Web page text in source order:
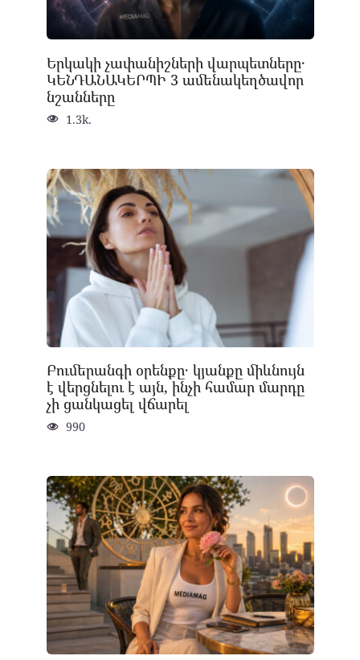
Երկակի չափանիշների վարպետները․
ԿԵՆԴԱՆԱԿԵՐՊԻ 3 ամենակեղծավոր
նշանները
1.3k.
Բումերանգի օրենքը․ կյանքը միևնույն
է վերցնելու է այն, ինչի համար մարդը
չի ցանկացել վճարել
990